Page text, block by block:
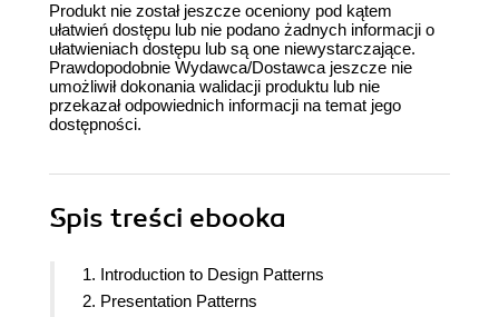
Produkt nie został jeszcze oceniony pod kątem
ułatwień dostępu lub nie podano żadnych informacji o
ułatwieniach dostępu lub są one niewystarczające.
Prawdopodobnie Wydawca/Dostawca jeszcze nie
umożliwił dokonania walidacji produktu lub nie
przekazał odpowiednich informacji na temat jego
dostępności.
Spis treści ebooka
1. Introduction to Design Patterns
2. Presentation Patterns